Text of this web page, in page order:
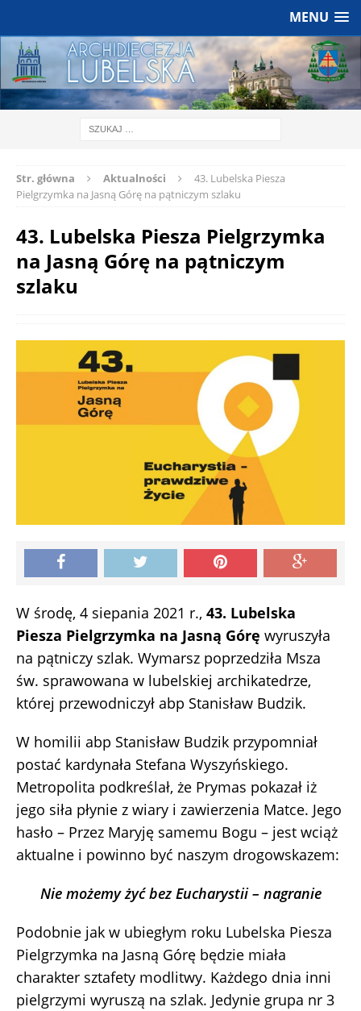
MENU
Str. główna Aktualności
43. Lubelska Piesza
Pielgrzymka na Jasną Górę na pątniczym szlaku
43. Lubelska Piesza Pielgrzymka
na Jasną Górę na pątniczym
szlaku
W środę, 4 siepania 2021 r., 43. Lubelska
Piesza Pielgrzymka na Jasną Górę wyruszyła
na pątniczy szlak. Wymarsz poprzedziła Msza
św. sprawowana w lubelskiej archikatedrze,
której przewodniczył abp Stanisław Budzik.
W homilii abp Stanisław Budzik przypomniał
postać kardynała Stefana Wyszyńskiego.
Metropolita podkreślał, że Prymas pokazał iż
jego siła płynie z wiary i zawierzenia Matce. Jego
hasło – Przez Maryję samemu Bogu – jest wciąż
aktualne i powinno być naszym drogowskazem:
Nie możemy żyć bez Eucharystii – nagranie
Podobnie jak w ubiegłym roku Lubelska Piesza
Pielgrzymka na Jasną Górę będzie miała
charakter sztafety modlitwy. Każdego dnia inni
pielgrzymi wyruszą na szlak. Jedynie grupa nr 3